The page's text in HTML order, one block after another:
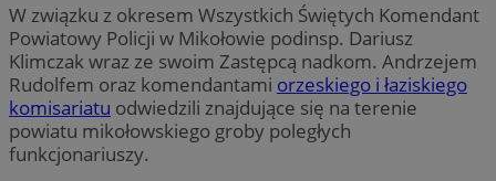
W związku z okresem Wszystkich Świętych Komendant
Powiatowy Policji w Mikołowie podinsp. Dariusz
Klimczak wraz ze swoim Zastępcą nadkom. Andrzejem
Rudolfem oraz komendantami orzeskiego i łaziskiego
komisariatu odwiedzili znajdujące się na terenie
powiatu mikołowskiego groby poległych
funkcjonariuszy.